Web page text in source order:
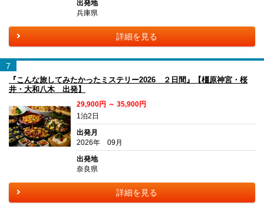
出発地
兵庫県
詳細を見る
7
『こんな旅してみたかったミステリー2026 ２日間』【橿原神宮・桜
井・大和八木 出発】
29,900円 ～ 35,900円
1泊2日
出発月
2026年 09月
出発地
奈良県
詳細を見る